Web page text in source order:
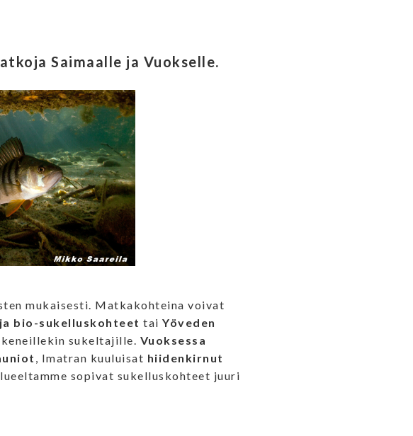
Saimaalle ja Vuokselle.
mukaisesti. Matkakohteina voivat
bio-sukelluskohteet tai Yöveden
sukeltajille. Vuoksessa
, Imatran kuuluisat hiidenkirnut
sopivat sukelluskohteet juuri